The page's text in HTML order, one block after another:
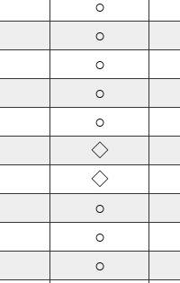
○
○
○
○
○
◇
◇
○
○
○